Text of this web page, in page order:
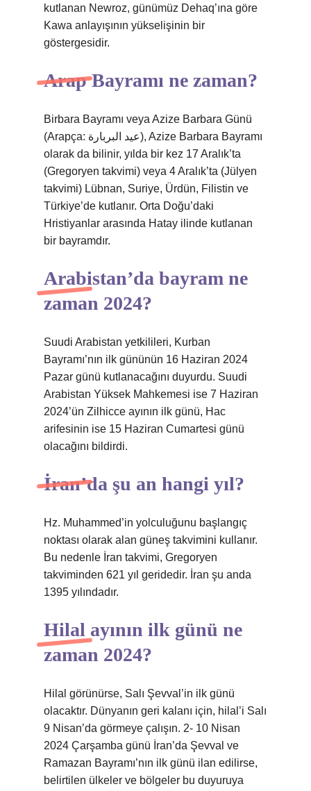
kutlanan Newroz, günümüz Dehaq’ına göre
Kawa anlayışının yükselişinin bir
göstergesidir.
Arap Bayramı ne zaman?
Birbara Bayramı veya Azize Barbara Günü
(Arapça: عيد البربارة), Azize Barbara Bayramı
olarak da bilinir, yılda bir kez 17 Aralık’ta
(Gregoryen takvimi) veya 4 Aralık’ta (Jülyen
takvimi) Lübnan, Suriye, Ürdün, Filistin ve
Türkiye’de kutlanır. Orta Doğu’daki
Hristiyanlar arasında Hatay ilinde kutlanan
bir bayramdır.
Arabistan’da bayram ne
zaman 2024?
Suudi Arabistan yetkilileri, Kurban
Bayramı’nın ilk gününün 16 Haziran 2024
Pazar günü kutlanacağını duyurdu. Suudi
Arabistan Yüksek Mahkemesi ise 7 Haziran
2024’ün Zilhicce ayının ilk günü, Hac
arifesinin ise 15 Haziran Cumartesi günü
olacağını bildirdi.
İran’da şu an hangi yıl?
Hz. Muhammed’in yolculuğunu başlangıç ​​
noktası olarak alan güneş takvimini kullanır.
Bu nedenle İran takvimi, Gregoryen
takviminden 621 yıl geridedir. İran şu anda
1395 yılındadır.
Hilal ayının ilk günü ne
zaman 2024?
Hilal görünürse, Salı Şevval’in ilk günü
olacaktır. Dünyanın geri kalanı için, hilal’i Salı
9 Nisan’da görmeye çalışın. 2- 10 Nisan
2024 Çarşamba günü İran’da Şevval ve
Ramazan Bayramı’nın ilk günü ilan edilirse,
belirtilen ülkeler ve bölgeler bu duyuruya